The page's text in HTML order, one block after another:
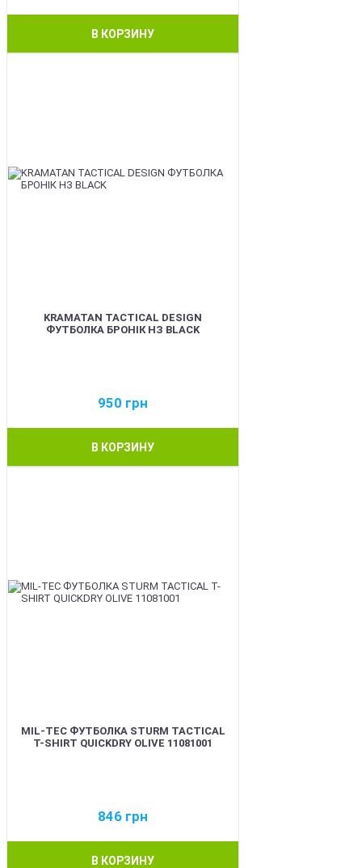
В КОРЗИНУ
KRAMATAN TACTICAL DESIGN
ФУТБОЛКА БРОНІК НЗ BLACK
950 грн
В КОРЗИНУ
MIL-TEC ФУТБОЛКА STURM TACTICAL
T-SHIRT QUICKDRY OLIVE 11081001
846 грн
В КОРЗИНУ